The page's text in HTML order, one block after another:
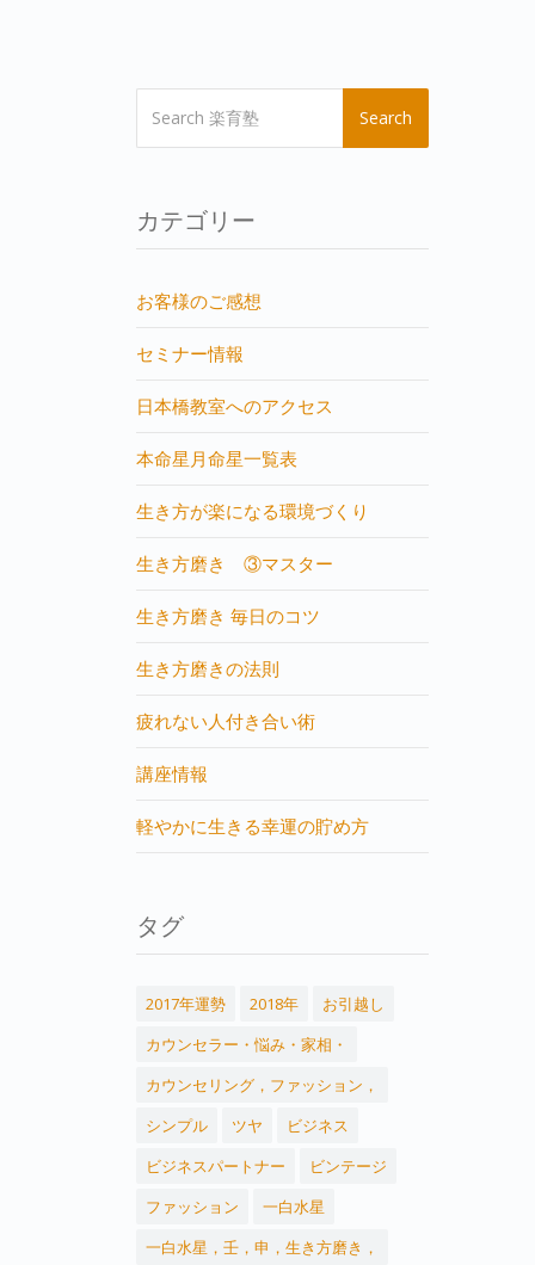
Search
カテゴリー
お客様のご感想
セミナー情報
日本橋教室へのアクセス
本命星月命星一覧表
生き方が楽になる環境づくり
生き方磨き ③マスター
生き方磨き 毎日のコツ
生き方磨きの法則
疲れない人付き合い術
講座情報
軽やかに生きる幸運の貯め方
タグ
2017年運勢 2018年
お引越し
カウンセラー・悩み・家相・
カウンセリング，ファッション，
シンプル
ツヤ
ビジネス
ビジネスパートナー
ビンテージ
ファッション
一白水星
一白水星，壬，申，生き方磨き，